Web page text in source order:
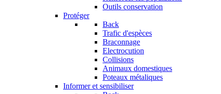
Outils conservation
Protéger
Back
Trafic d'espèces
Braconnage
Electrocution
Collisions
Animaux domestiques
Poteaux métaliques
Informer et sensibiliser